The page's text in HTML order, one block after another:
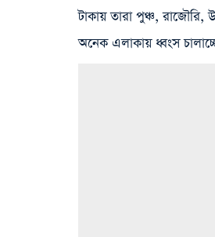
টাকায় তারা পুঞ্চ,
অনেক এলাকায় ধ্বংস